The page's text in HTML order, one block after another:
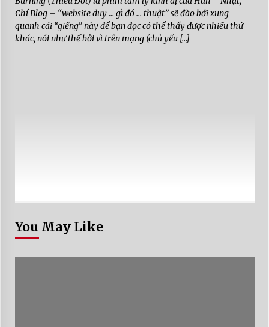
Chí Blog – “website duy … gì đó … thuật” sẽ đào bới xung
quanh cái “giếng” này để bạn đọc có thể thấy được nhiều thứ
khác, nói như thế bởi vì trên mạng (chủ yếu […]
You May Like